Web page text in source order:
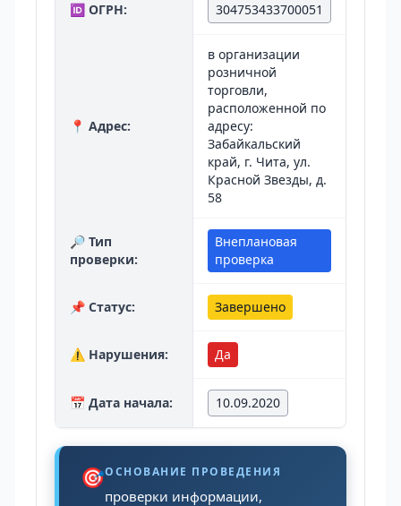
🆔 ОГРН: 304753433700051
📍 Адрес:
в организации
розничной
торговли,
расположенной по
адресу:
Забайкальский
край, г. Чита, ул.
Красной Звезды, д.
58
🔎 Тип
проверки:
Внеплановая
проверка
📌 Статус: Завершено
⚠️ Нарушения: Да
📅 Дата начала: 10.09.2020
🎯ОСНОВАНИЕ ПРОВЕДЕНИЯ
проверки информации,